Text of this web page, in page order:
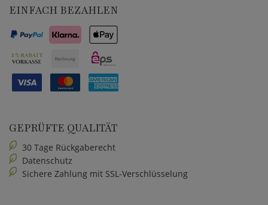
EINFACH BEZAHLEN
GEPRÜFTE QUALITÄT
30 Tage Rückgaberecht
Datenschutz
Sichere Zahlung mit SSL-Verschlüsselung